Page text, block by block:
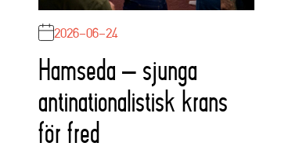
2026-06-24
Hamseda – sjunga
antinationalistisk krans
för fred